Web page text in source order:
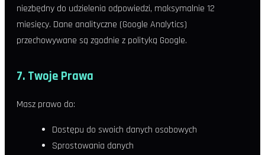
niezbędny do udzielenia odpowiedzi, maksymalnie 12
miesięcy. Dane analityczne (Google Analytics)
przechowywane są zgodnie z polityką Google.
7. Twoje Prawa
Masz prawo do:
Dostępu do swoich danych osobowych
Sprostowania danych